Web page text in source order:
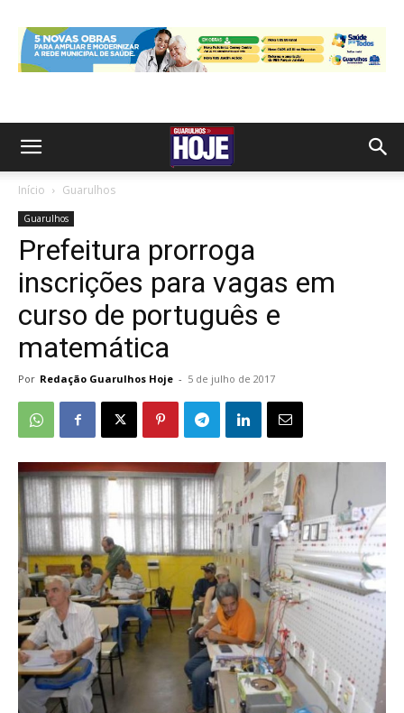
Início Guarulhos
Guarulhos
Prefeitura prorroga
inscrições para vagas em
curso de português e
matemática
Por Redação Guarulhos Hoje - 5 de julho de 2017